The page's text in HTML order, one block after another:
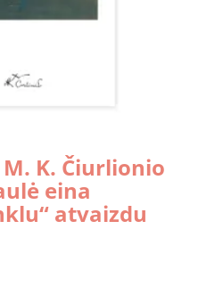
K. Čiurlionio
eina
atvaizdu